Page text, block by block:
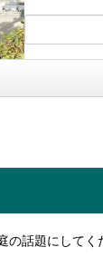
話題にしてく